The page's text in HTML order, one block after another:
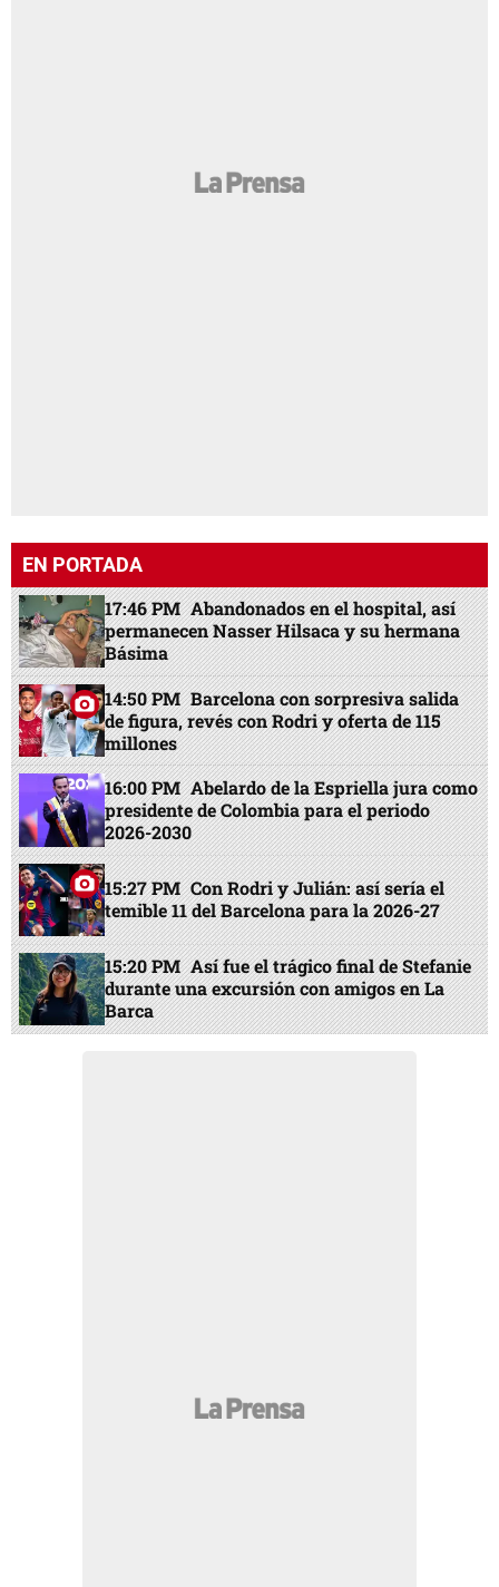
EN PORTADA
17:46 PM Abandonados en el hospital, así
permanecen Nasser Hilsaca y su hermana
Básima
14:50 PM Barcelona con sorpresiva salida
de figura, revés con Rodri y oferta de 115
millones
16:00 PM Abelardo de la Espriella jura como
presidente de Colombia para el periodo
2026-2030
15:27 PM Con Rodri y Julián: así sería el
temible 11 del Barcelona para la 2026-27
15:20 PM Así fue el trágico final de Stefanie
durante una excursión con amigos en La
Barca